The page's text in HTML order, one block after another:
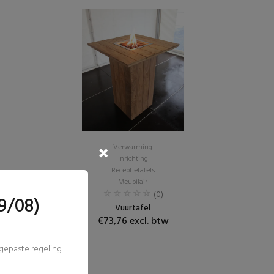
Verwarming
Inrichting
Receptietafels
Meubilair
(0)
Vuurtafel
€73,76 excl. btw
08)
regeling